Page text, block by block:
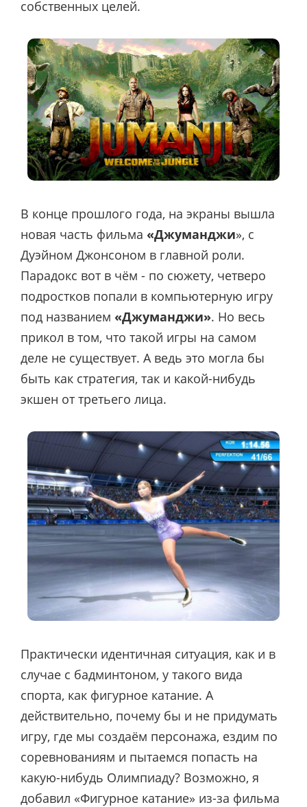
собственных целей.
В конце прошлого года, на экраны вышла
новая часть фильма «Джуманджи», с
Дуэйном Джонсоном в главной роли.
Парадокс вот в чём - по сюжету, четверо
подростков попали в компьютерную игру
под названием «Джуманджи». Но весь
прикол в том, что такой игры на самом
деле не существует. А ведь это могла бы
быть как стратегия, так и какой-нибудь
экшен от третьего лица.
Практически идентичная ситуация, как и в
случае с бадминтоном, у такого вида
спорта, как фигурное катание. А
действительно, почему бы и не придумать
игру, где мы создаём персонажа, ездим по
соревнованиям и пытаемся попасть на
какую-нибудь Олимпиаду? Возможно, я
добавил «Фигурное катание» из-за фильма